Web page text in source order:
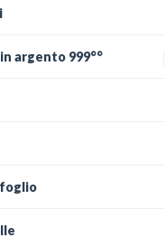
argento 999°°